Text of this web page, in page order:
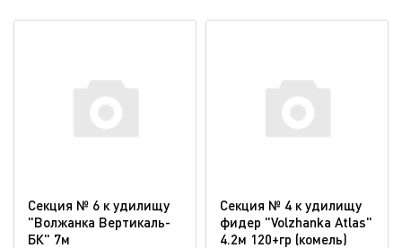
Секция № 6 к удилищу
"Волжанка Вертикаль-
БК" 7м
Секция № 4 к удилищу
фидер "Volzhanka Atlas"
4.2м 120+гр (комель)